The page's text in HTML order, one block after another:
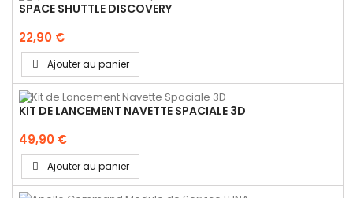
SPACE SHUTTLE DISCOVERY
22,90 €
Ajouter au panier
KIT DE LANCEMENT NAVETTE SPACIALE 3D
49,90 €
Ajouter au panier